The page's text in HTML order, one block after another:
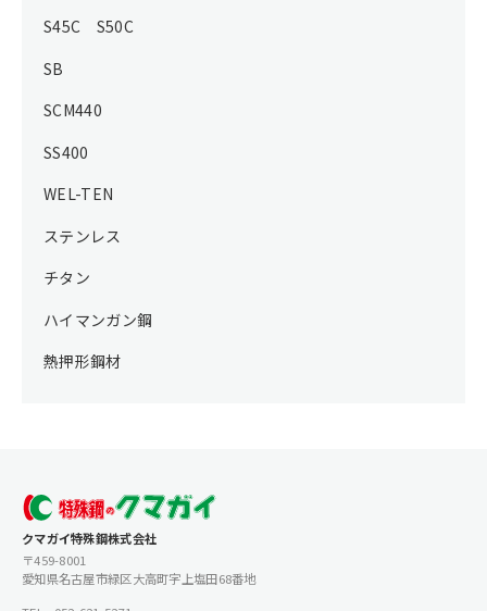
S45C S50C
SB
SCM440
SS400
WEL-TEN
ステンレス
チタン
ハイマンガン鋼
熱押形鋼材
クマガイ特殊鋼株式会社
〒459-8001
愛知県名古屋市緑区大高町字上塩田68番地